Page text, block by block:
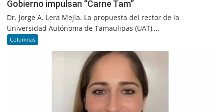
Gobierno impulsan “Carne Tam”
Dr. Jorge A. Lera Mejía. La propuesta del rector de la
Universidad Autónoma de Tamaulipas (UAT),...
Columnas